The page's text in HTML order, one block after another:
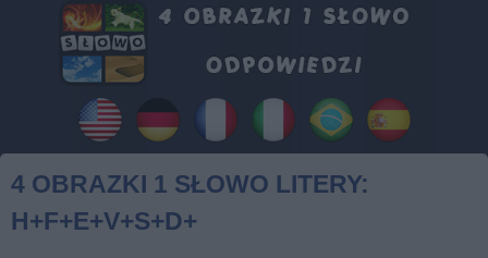
4 OBRAZKI 1 SŁOWO LITERY:
H+F+E+V+S+D+